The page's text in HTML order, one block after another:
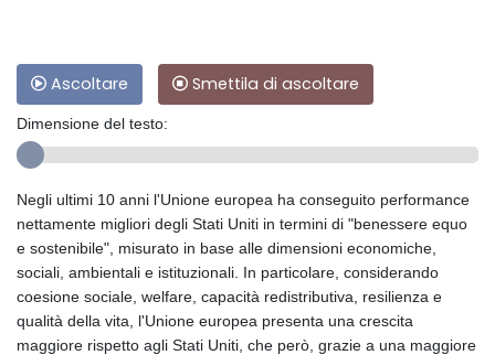
Ascoltare Smettila di ascoltare
Dimensione del testo:
Negli ultimi 10 anni l'Unione europea ha conseguito performance
nettamente migliori degli Stati Uniti in termini di "benessere equo
e sostenibile", misurato in base alle dimensioni economiche,
sociali, ambientali e istituzionali. In particolare, considerando
coesione sociale, welfare, capacità redistributiva, resilienza e
qualità della vita, l'Unione europea presenta una crescita
maggiore rispetto agli Stati Uniti, che però, grazie a una maggiore